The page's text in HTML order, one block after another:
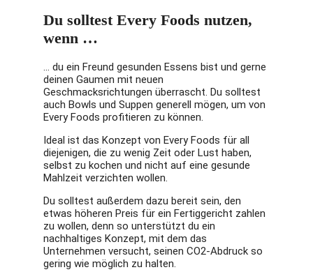
Du solltest Every Foods nutzen,
wenn …
… du ein Freund gesunden Essens bist und gerne
deinen Gaumen mit neuen
Geschmacksrichtungen überrascht. Du solltest
auch Bowls und Suppen generell mögen, um von
Every Foods profitieren zu können.
Ideal ist das Konzept von Every Foods für all
diejenigen, die zu wenig Zeit oder Lust haben,
selbst zu kochen und nicht auf eine gesunde
Mahlzeit verzichten wollen.
Du solltest außerdem dazu bereit sein, den
etwas höheren Preis für ein Fertiggericht zahlen
zu wollen, denn so unterstützt du ein
nachhaltiges Konzept, mit dem das
Unternehmen versucht, seinen CO2-Abdruck so
gering wie möglich zu halten.